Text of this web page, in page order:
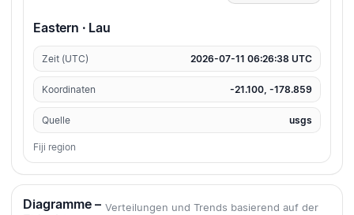
Eastern · Lau
Zeit (UTC) 2026-07-11 06:26:38 UTC
Koordinaten -21.100, -178.859
Quelle usgs
Fiji region
Diagramme – Verteilungen und Trends basierend auf der